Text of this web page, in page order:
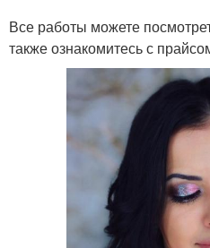
Все работы можете
также ознакомитесь с